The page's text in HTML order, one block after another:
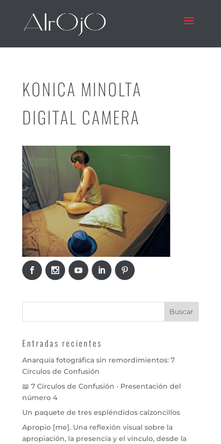
KONICA MINOLTA
DIGITAL CAMERA
Entradas recientes
Anarquía fotográfica sin remordimientos: 7
Círculos de Confusión
📖 7 Círculos de Confusión · Presentación del
número 4
Un paquete de tres espléndidos calzoncillos
Apropio [me]. Una reflexión visual sobre la
apropiación, la presencia y el vínculo, desde la